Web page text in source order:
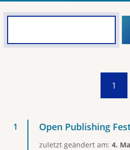
1
Open Publishing
zuletzt geändert am: 4.